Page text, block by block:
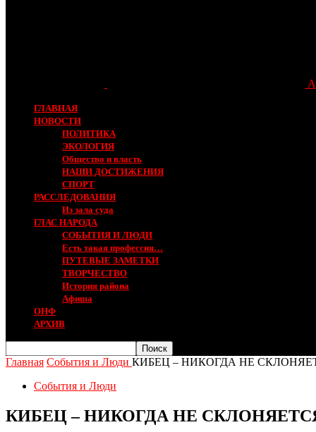
ГЛАВНАЯ
НОВОСТИ
ПОЛИТИКА
ЭКОЛОГИЯ
Общество и власть
НАШИ ДОСТИЖЕНИЯ
СПОРТ
РАССЛЕДОВАНИЯ
Из зала суда
ГЛАС НАРОДА
СОБЫТИЯ И ЛЮДИ
Есть такая профессия…
ПУТЕВЫЕ ЗАМЕТКИ
ТВОРЧЕСТВО
История района
Афиша
ОНФ
АРХИВ
Главная События и Люди КИБЕЦ – НИКОГДА НЕ
События и Люди
КИБЕЦ – НИКОГДА НЕ